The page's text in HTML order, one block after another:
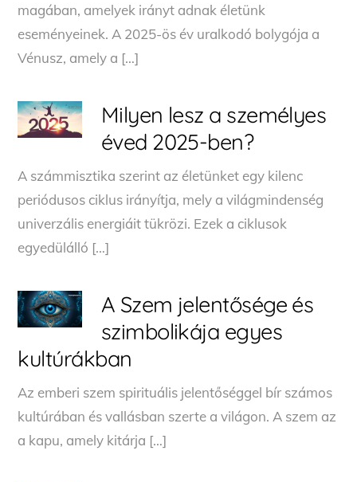
magában, amelyek irányt adnak életünk
eseményeinek. A 2025-ös év uralkodó bolygója a
Vénusz, amely a […]
Milyen lesz a személyes
éved 2025-ben?
A számmisztika szerint az életünket egy kilenc
periódusos ciklus irányítja, mely a világmindenség
univerzális energiáit tükrözi. Ezek a ciklusok
egyedülálló […]
A Szem jelentősége és
szimbolikája egyes
kultúrákban
Az emberi szem spirituális jelentőséggel bír számos
kultúrában és vallásban szerte a világon. A szem az
a kapu, amely kitárja […]